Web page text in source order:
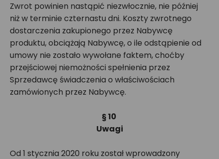
Zwrot powinien nastąpić niezwłocznie, nie później
niż w terminie czternastu dni. Koszty zwrotnego
dostarczenia zakupionego przez Nabywcę
produktu, obciążają Nabywcę, o ile odstąpienie od
umowy nie zostało wywołane faktem, choćby
przejściowej niemożności spełnienia przez
Sprzedawcę świadczenia o właściwościach
zamówionych przez Nabywcę.
§ 10
Uwagi
Od 1 stycznia 2020 roku został wprowadzony